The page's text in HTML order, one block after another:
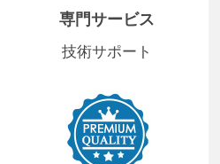
専門サービス
技術サポート